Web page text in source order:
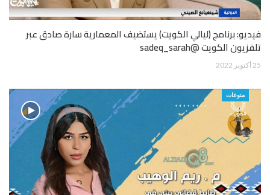
فيديو: برنامج (ليالي الكويت) يستضيف المعمارية سارة صادق عبر
تلفزيون الكويت @sadeq_sarah
25 أكتوبر 2022
منوعات